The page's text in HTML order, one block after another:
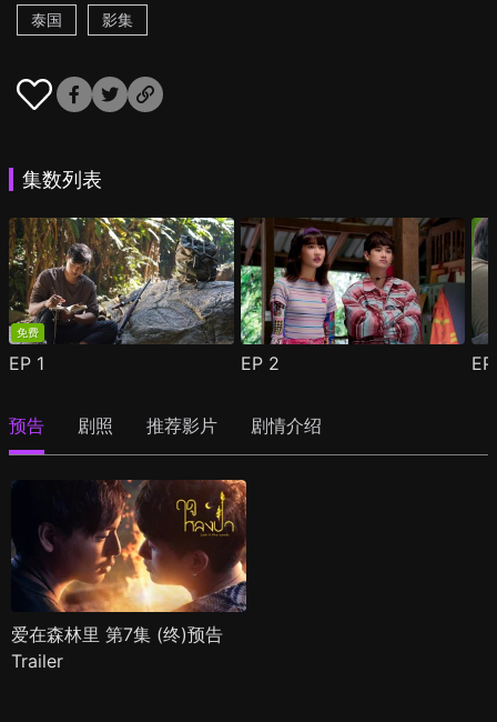
泰国 影集
集数列表
免费
EP 1 EP 2
预告 剧照 推荐影片 剧情介绍
爱在森林里 第7集 (终)预告
Trailer